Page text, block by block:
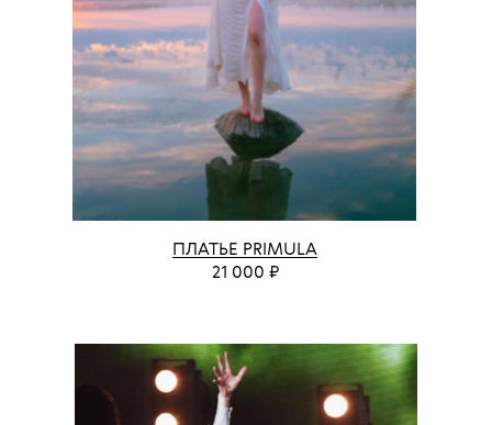
ПЛАТЬЕ PRIMULA
21 000 ₽